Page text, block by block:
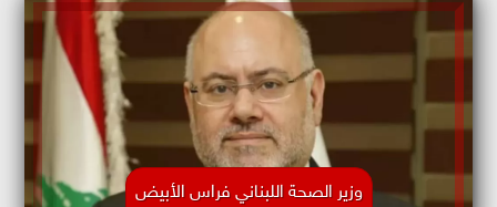
وزير الصحة اللبناني فراس الأبيض